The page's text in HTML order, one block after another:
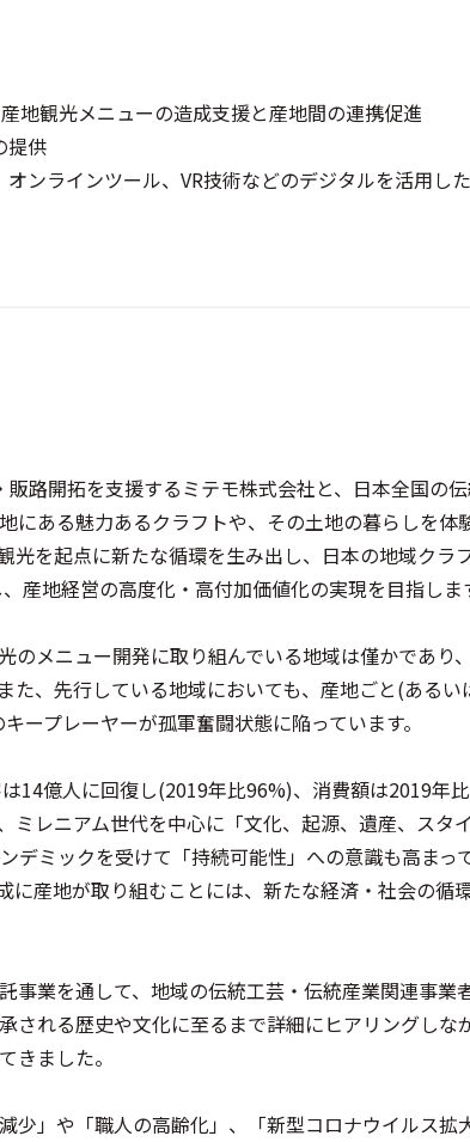
地観光メニューの造成支援と産地間の連携促進
提供
ンラインツール、VR技術などのデジタルを活用し
販路開拓を支援するミテモ株式会社と、日本全国の
にある魅力あるクラフトや、その土地の暮らしを体
光を起点に新たな循環を生み出し、日本の地域クラ
地経営の高度化・高付加価値化の実現を目指しま
メニュー開発に取り組んでいる地域は僅かであり
、先行している地域においても、産地ごと(ある
ープレーヤーが孤軍奮闘状態に陥っています。
14億人に回復し(2019年比96%)、消費額は2019年
レニアム世代を中心に「文化、起源、遺産、スタ
ミックを受けて「持続可能性」への意識も高まっ
に産地が取り組むことには、新たな経済・社会の循
事業を通して、地域の伝統工芸・伝統産業関連事業
される歴史や文化に至るまで詳細にヒアリングしな
きました。
少」や「職人の高齢化」、「新型コロナウイルス拡